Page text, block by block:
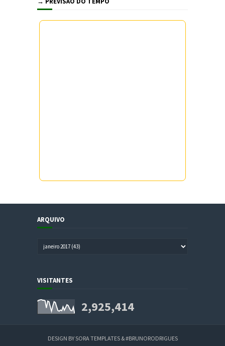
ARQUIVO
VISITANTES
2,925,414
DESIGN BYSORA TEMPLATES&#BRUNORODRIGUES